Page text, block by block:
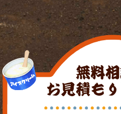
無料相
お見積も